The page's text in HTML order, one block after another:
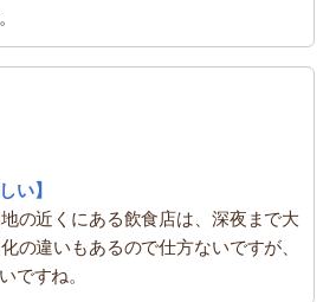
い】
の近くにある飲食店は、深夜まで大
の違いもあるので仕方ないですが、
ですね。